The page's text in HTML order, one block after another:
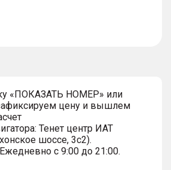
«ПОКАЗАТЬ НОМЕР» или
цену и вышлем
Тенет центр ИАТ
шоссе, 3с2).
с 9:00 до 21:00.